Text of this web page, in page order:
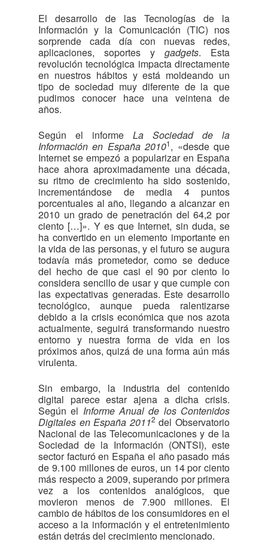
El desarrollo de las Tecnologías de la
Información y la Comunicación (TIC) nos
sorprende cada día con nuevas redes,
aplicaciones, soportes y gadgets. Esta
revolución tecnológica impacta directamente
en nuestros hábitos y está moldeando un
tipo de sociedad muy diferente de la que
pudimos conocer hace una veintena de
años.
Según el informe La Sociedad de la
Información en España 20101, «desde que
Internet se empezó a popularizar en España
hace ahora aproximadamente una década,
su ritmo de crecimiento ha sido sostenido,
incrementándose de media 4 puntos
porcentuales al año, llegando a alcanzar en
2010 un grado de penetración del 64,2 por
ciento […]». Y es que Internet, sin duda, se
ha convertido en un elemento importante en
la vida de las personas, y el futuro se augura
todavía más prometedor, como se deduce
del hecho de que casi el 90 por ciento lo
considera sencillo de usar y que cumple con
las expectativas generadas. Este desarrollo
tecnológico, aunque pueda ralentizarse
debido a la crisis económica que nos azota
actualmente, seguirá transformando nuestro
entorno y nuestra forma de vida en los
próximos años, quizá de una forma aún más
virulenta.
Sin embargo, la industria del contenido
digital parece estar ajena a dicha crisis.
Según el Informe Anual de los Contenidos
Digitales en España 20112 del Observatorio
Nacional de las Telecomunicaciones y de la
Sociedad de la Información (ONTSI), este
sector facturó en España el año pasado más
de 9.100 millones de euros, un 14 por ciento
más respecto a 2009, superando por primera
vez a los contenidos analógicos, que
movieron menos de 7.900 millones. El
cambio de hábitos de los consumidores en el
acceso a la información y el entretenimiento
están detrás del crecimiento mencionado.